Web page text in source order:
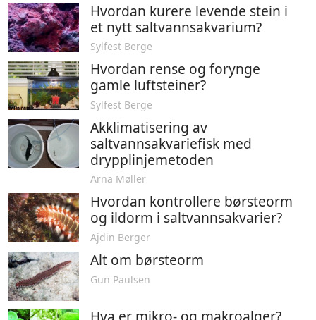
Hvordan kurere levende stein i
et nytt saltvannsakvarium?
Sylfest Berge
Hvordan rense og forynge
gamle luftsteiner?
Sylfest Berge
Akklimatisering av
saltvannsakvariefisk med
drypplinjemetoden
Arna Møller
Hvordan kontrollere børsteorm
og ildorm i saltvannsakvarier?
Ajdin Berger
Alt om børsteorm
Gun Paulsen
Hva er mikro- og makroalger?